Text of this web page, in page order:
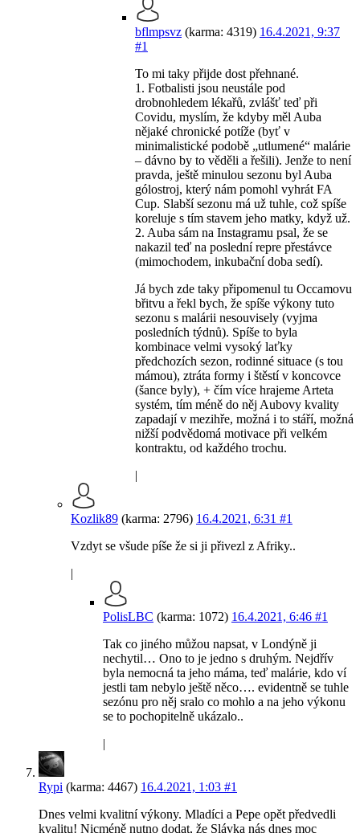
bflmpsvz (karma: 4319) 16.4.2021, 9:37
#1
To mi taky přijde dost přehnané.
1. Fotbalisti jsou neustále pod
drobnohledem lékařů, zvlášť teď při
Covidu, myslím, že kdyby měl Auba
nějaké chronické potíže (byť v
minimalistické podobě „utlumené“ malárie
– dávno by to věděli a řešili). Jenže to není
pravda, ještě minulou sezonu byl Auba
gólostroj, který nám pomohl vyhrát FA
Cup. Slabší sezonu má už tuhle, což spíše
koreluje s tím stavem jeho matky, když už.
2. Auba sám na Instagramu psal, že se
nakazil teď na poslední repre přestávce
(mimochodem, inkubační doba sedí).
Já bych zde taky připomenul tu Occamovu
břitvu a řekl bych, že spíše výkony tuto
sezonu s malárii nesouvisely (vyjma
posledních týdnů). Spíše to byla
kombinace velmi vysoký laťky
předchozích sezon, rodinné situace (s tou
mámou), ztráta formy i štěstí v koncovce
(šance byly), + čím více hrajeme Arteta
systém, tím méně do něj Aubovy kvality
zapadají v mezihře, možná i to stáří, možná
nižší podvědomá motivace při velkém
kontraktu, od každého trochu.
|
Kozlik89 (karma: 2796) 16.4.2021, 6:31 #1
Vzdyt se všude píše že si ji přivezl z Afriky..
|
PolisLBC (karma: 1072) 16.4.2021, 6:46 #1
Tak co jiného můžou napsat, v Londýně ji
nechytil… Ono to je jedno s druhým. Nejdřív
byla nemocná ta jeho máma, teď malárie, kdo ví
jestli tam nebylo ještě něco…. evidentně se tuhle
sezónu pro něj sralo co mohlo a na jeho výkonu
se to pochopitelně ukázalo..
|
Rypi (karma: 4467) 16.4.2021, 1:03 #1
Dnes velmi kvalitní výkony. Mladíci a Pepe opět předvedli
kvalitu! Nicméně nutno dodat, že Slávka nás dnes moc